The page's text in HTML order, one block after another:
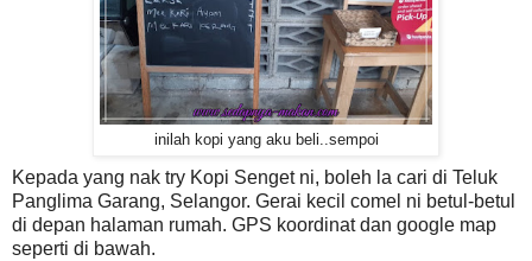
inilah kopi yang aku beli..sempoi
Kepada yang nak try Kopi Senget ni, boleh la cari di Teluk
Panglima Garang, Selangor. Gerai kecil comel ni betul-betul
di depan halaman rumah. GPS koordinat dan google map
seperti di bawah.